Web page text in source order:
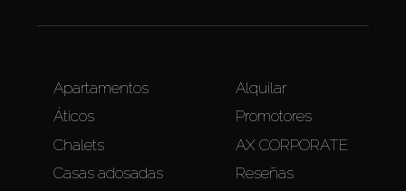
Apartamentos
Áticos
Chalets
Casas adosadas
Alquilar
Promotores
AX CORPORATE
Reseñas